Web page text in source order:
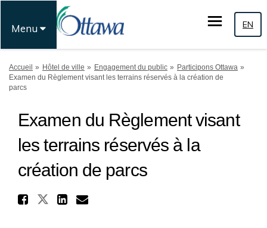
Menu EN
Vous êtes ici:
Accueil Hôtel de ville Engagement du public
Participons Ottawa
Examen du Règlement visant les terrains réservés à la création de
parcs
Examen du Règlement visant
les terrains réservés à la
création de parcs
Partager Examen du
Partager Examen du
Partager Examen du
Courriel Examen du